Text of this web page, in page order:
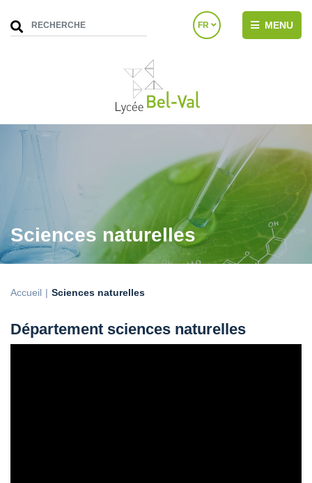
FR MENU
Sciences naturelles
Accueil Sciences naturelles
Département sciences naturelles